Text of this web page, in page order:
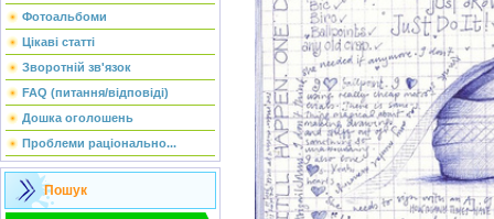
Фотоальбоми
Цікаві статті
Зворотній зв'язок
FAQ (питання/відповіді)
Дошка оголошень
Проблеми раціонально...
Пошук